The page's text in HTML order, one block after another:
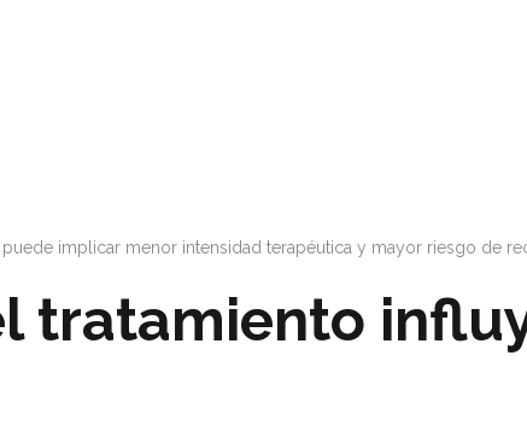
implicar menor intensidad terapéutica y mayor riesgo de
tratamiento